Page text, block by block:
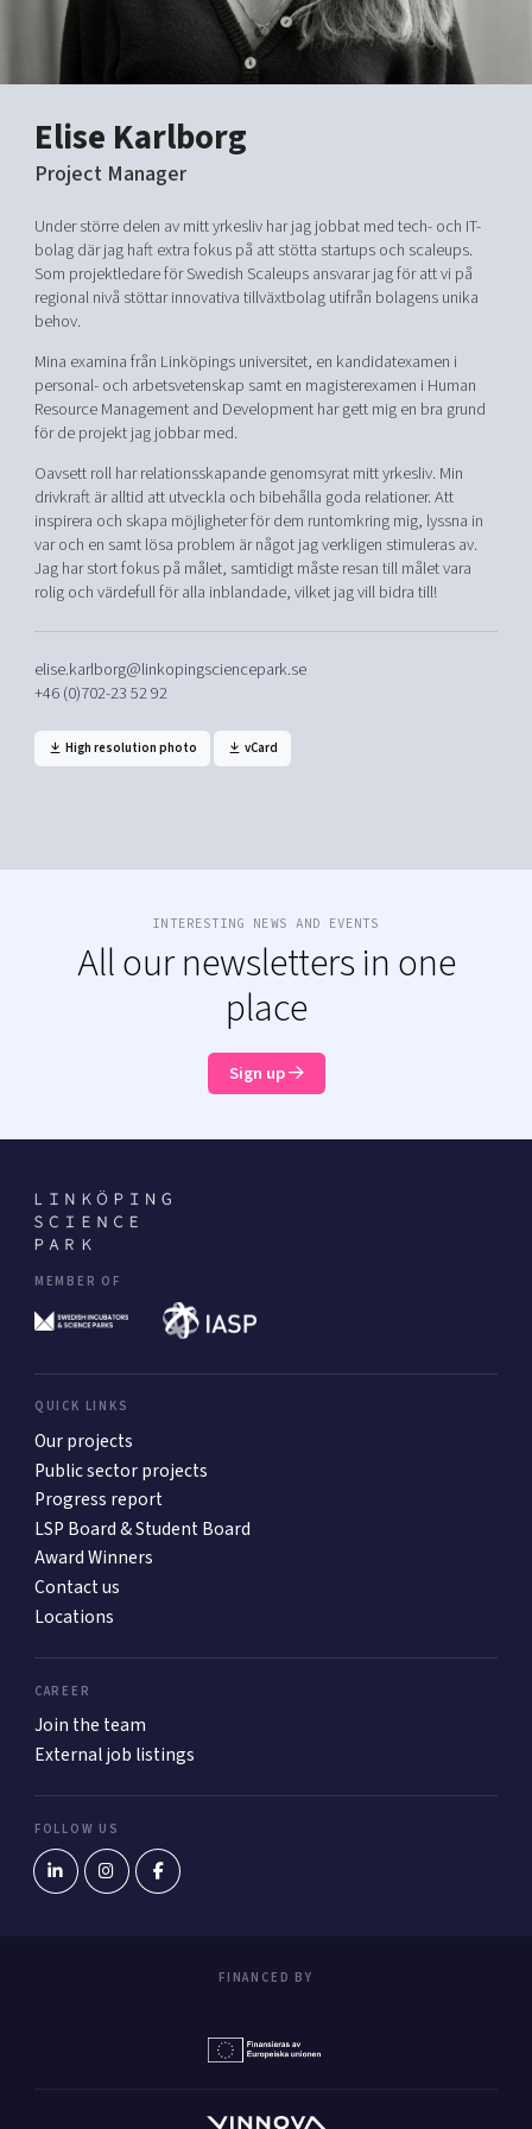
Shaping cities and regions
Bright East
East Sweden Tech Women
Reversed mentorship
Current offers and activities
Upscaling
Talent & skills
Offers to boost your business
Funding opportunities
Our community of companies
Projects
Publications
Project toolbox
Our clusters
Reach out to us
Locations
Today's lunch in Mjärdevi
Elise Karlborg
Project Manager
Under större delen av mitt yrkesliv har jag jobbat med tech- och IT-
bolag där jag haft extra fokus på att stötta startups och scaleups.
Som projektledare för Swedish Scaleups ansvarar jag för att vi på
regional nivå stöttar innovativa tillväxtbolag utifrån bolagens unika
behov.
Mina examina från Linköpings universitet, en kandidatexamen i
personal- och arbetsvetenskap samt en magisterexamen i Human
Resource Management and Development har gett mig en bra grund
för de projekt jag jobbar med.
Oavsett roll har relationsskapande genomsyrat mitt yrkesliv. Min
drivkraft är alltid att utveckla och bibehålla goda relationer. Att
inspirera och skapa möjligheter för dem runtomkring mig, lyssna in
var och en samt lösa problem är något jag verkligen stimuleras av.
Jag har stort fokus på målet, samtidigt måste resan till målet vara
rolig och värdefull för alla inblandade, vilket jag vill bidra till!
elise.karlborg@linkopingsciencepark.se
+46 (0)702-23 52 92
High resolution photo vCard
INTERESTING NEWS AND EVENTS
All our newsletters in one
place
Sign up
MEMBER OF
QUICK LINKS
Our projects
Public sector projects
Progress report
LSP Board & Student Board
Award Winners
Contact us
Locations
CAREER
Join the team
External job listings
FOLLOW US
FINANCED BY